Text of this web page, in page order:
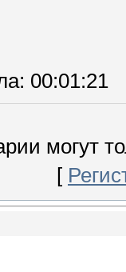
: 00:01:21
могут
[